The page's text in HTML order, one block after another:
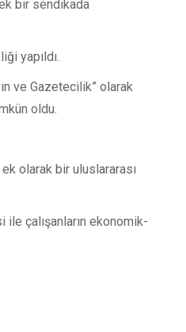
bir sendikada
yapıldı.
ve Gazetecilik” olarak
oldu.
olarak bir uluslararası
çalışanların ekonomik-